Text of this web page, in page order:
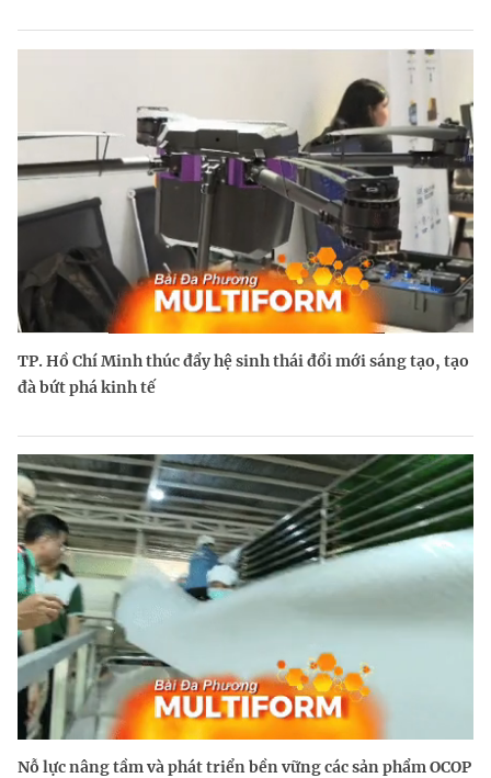
TP. Hồ Chí Minh thúc đẩy hệ sinh thái đổi mới sáng tạo, tạo
đà bứt phá kinh tế
Nỗ lực nâng tầm và phát triển bền vững các sản phẩm OCOP